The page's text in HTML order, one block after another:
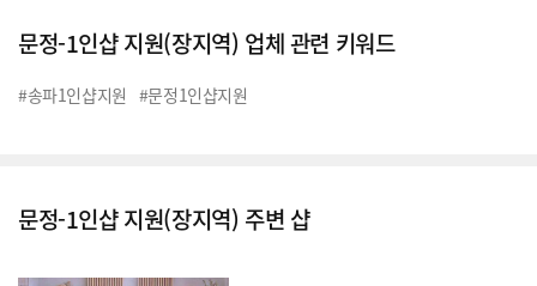
문정-1인샵 지원(장지역) 업체 관련 키워드
#송파1인샵지원 #문정1인샵지원
문정-1인샵 지원(장지역) 주변 샵